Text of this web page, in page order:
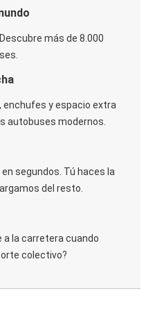
más de 8.000
enchufes y espacio extra
autobuses modernos.
segundos. Tú haces la
del resto.
a la carretera cuando
colectivo?